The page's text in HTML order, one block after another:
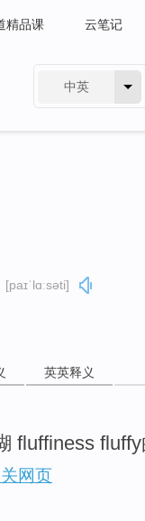
精品课 云笔记
中英
[paɪˈlɑːsəti]
英英释义
fluffiness
网页